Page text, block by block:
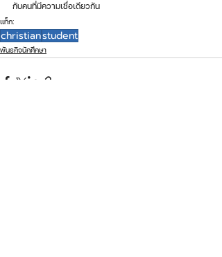
กับคนที่มีความเชื่อเดียวกัน
แท็ก:
christianstudent
พันธกิจนักศึกษา